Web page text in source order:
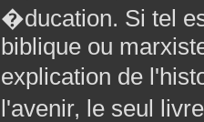
�ducation. Si tel
biblique ou
explication de
l'avenir, le seul